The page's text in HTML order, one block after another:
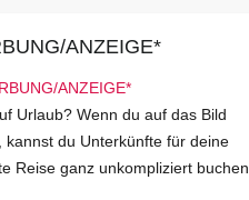
ANZEIGE*
Urlaub? Wenn du auf das Bild
kannst du Unterkünfte für deine
Reise ganz unkompliziert buchen.